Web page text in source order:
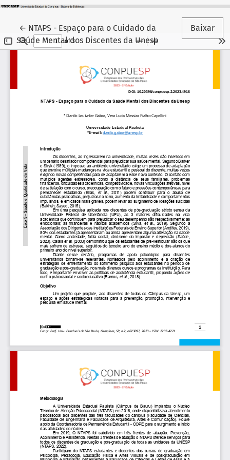
← Voltar aos Detalhes do Artigo
NTAPS - Espaço para o Cuidado da
Saúde Mental dos Discentes da Unesp
Baixar